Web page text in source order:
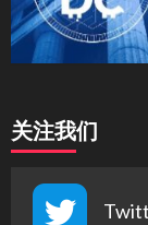
关注我们